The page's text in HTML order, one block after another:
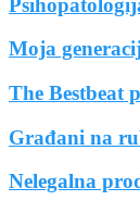
Moja
The Bestbeat
Građani na
Nelegalna